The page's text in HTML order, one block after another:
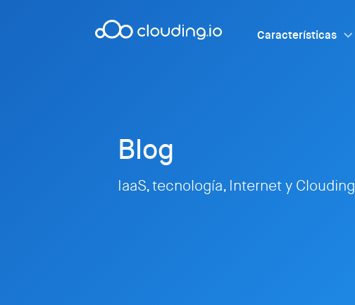
Características
Blog
IaaS, tecnología, Internet y Clouding